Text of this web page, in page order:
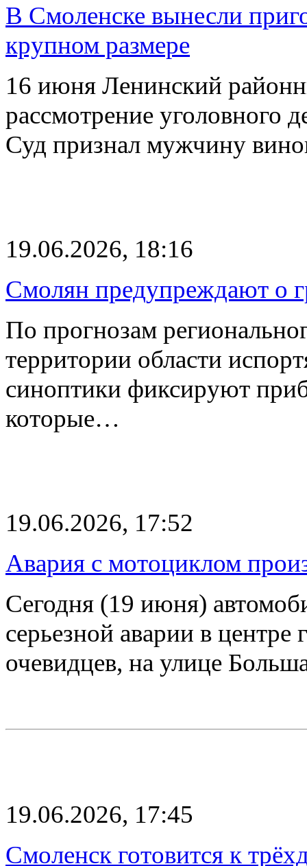
В Смоленске вынесли
крупном размере
16 июня Ленинский
рассмотрение уголовного
Суд признал мужчину
19.06.2026, 18:16
Смолян предупреждают о
По прогнозам
территории области
синоптики фиксируют
которые…
19.06.2026, 17:52
Авария с мотоциклом
Сегодня (19 июня)
серьезной аварии в
очевидцев, на улице
19.06.2026, 17:45
Смоленск готовится к